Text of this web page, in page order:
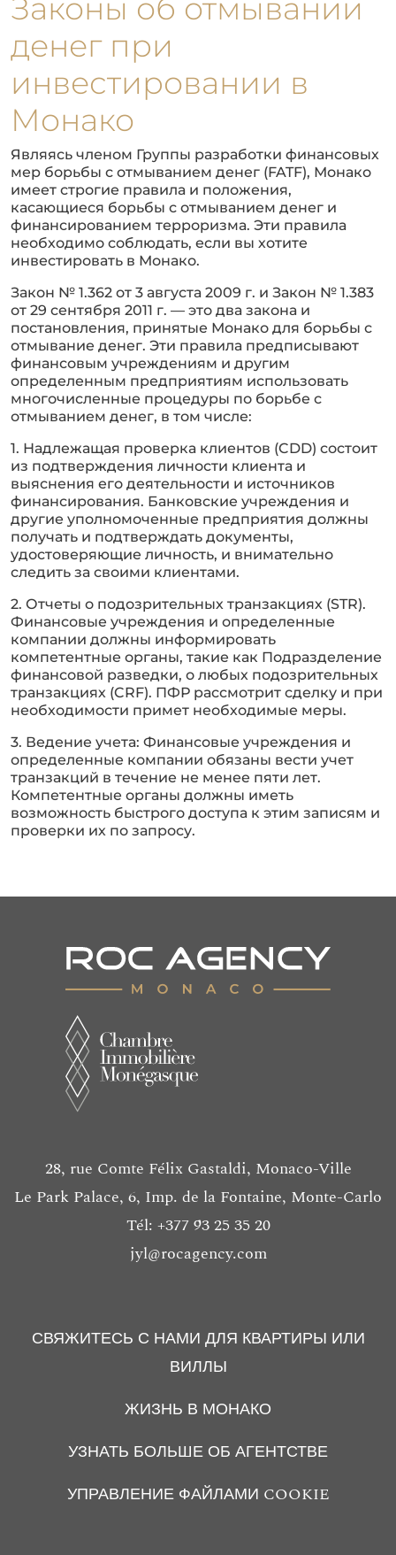
Законы об отмывании
денег при
инвестировании в
Монако
Являясь членом Группы разработки финансовых
мер борьбы с отмыванием денег (FATF), Монако
имеет строгие правила и положения,
касающиеся борьбы с отмыванием денег и
финансированием терроризма. Эти правила
необходимо соблюдать, если вы хотите
инвестировать в Монако.
Закон № 1.362 от 3 августа 2009 г. и Закон № 1.383
от 29 сентября 2011 г. — это два закона и
постановления, принятые Монако для борьбы с
отмывание денег. Эти правила предписывают
финансовым учреждениям и другим
определенным предприятиям использовать
многочисленные процедуры по борьбе с
отмыванием денег, в том числе:
1. Надлежащая проверка клиентов (CDD) состоит
из подтверждения личности клиента и
выяснения его деятельности и источников
финансирования. Банковские учреждения и
другие уполномоченные предприятия должны
получать и подтверждать документы,
удостоверяющие личность, и внимательно
следить за своими клиентами.
2. Отчеты о подозрительных транзакциях (STR).
Финансовые учреждения и определенные
компании должны информировать
компетентные органы, такие как Подразделение
финансовой разведки, о любых подозрительных
транзакциях (CRF). ПФР рассмотрит сделку и при
необходимости примет необходимые меры.
3. Ведение учета: Финансовые учреждения и
определенные компании обязаны вести учет
транзакций в течение не менее пяти лет.
Компетентные органы должны иметь
возможность быстрого доступа к этим записям и
проверки их по запросу.
28, rue Comte Félix Gastaldi, Monaco-Ville
Le Park Palace, 6, Imp. de la Fontaine, Monte-Carlo
Tél: +377 93 25 35 20
jyl@rocagency.com
СВЯЖИТЕСЬ С НАМИ ДЛЯ КВАРТИРЫ ИЛИ
ВИЛЛЫ
ЖИЗНЬ В МОНАКО
УЗНАТЬ БОЛЬШЕ ОБ АГЕНТСТВЕ
УПРАВЛЕНИЕ ФАЙЛАМИ COOKIE